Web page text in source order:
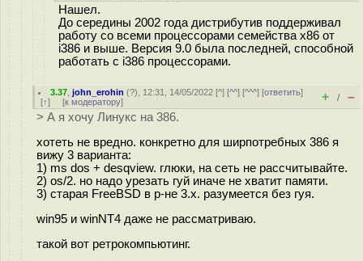
Нашел.
До середины 2002 года дистрибутив поддерживал
работу со всеми процессорами семейства x86 от
i386 и выше. Версия 9.0 была последней, способной
работать с i386 процессорами.
3.37 ,john_erohin (?), 12:31, 14/05/2022 [^] [^^] [^^^] [ответить]
[↑] [к модератору] + / –
> А я хочу Линукс на 386.
хотеть не вредно. конкретно для ширпотребных 386 я
вижу 3 варианта:
1) ms dos + desqview. глюки, на сеть не рассчитывайте.
2) os/2. но надо урезать гуй иначе не хватит памяти.
3) старая FreeBSD в р-не 3.х. разумеется без гуя.
win95 и winNT4 даже не рассматриваю.
такой вот ретрокомпьютинг.